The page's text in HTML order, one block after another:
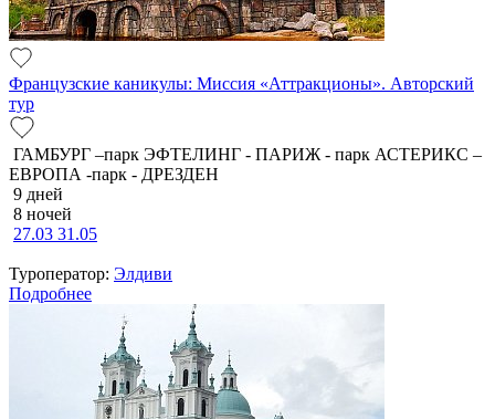
Французские каникулы: Миссия «Аттракционы». Авторский
тур
ГАМБУРГ –парк ЭФТЕЛИНГ - ПАРИЖ - парк АСТЕРИКС –
ЕВРОПА -парк - ДРЕЗДЕН
9 дней
8 ночей
27.03 31.05
Туроператор: Элдиви
Подробнее